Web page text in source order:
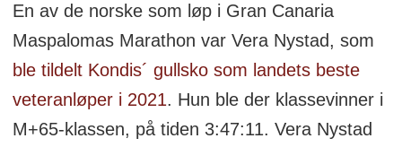
En av de norske som løp i Gran Canaria
Maspalomas Marathon var Vera Nystad, som
ble tildelt Kondis´ gullsko som landets beste
veteranløper i 2021. Hun ble der klassevinner i
M+65-klassen, på tiden 3:47:11. Vera Nystad